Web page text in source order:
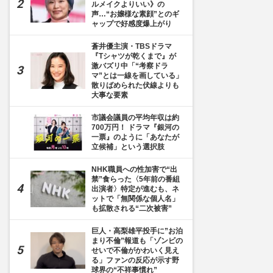
ルメイクよりいい》の
声…“お嬢様な素顔”とのギ
ャップで好感度爆上がり
蒼井優主演・TBSドラマ
『Tシャツが乾くまで』が
激バズリ中「“考察ドラ
マ”とは一線を画している」
散りばめられた伏線よりも
大事な要素
市議会議員の平均年収は約
700万円！ ドラマ『銀河の
一票』のように「あなたが
立候補」という選択肢
NHK職員への性加害で“出
禁”食らった〈5年前の番組
出演者〉特定が進むも、ネ
ットで「無関係な個人名」
も拡散される“二次被害”
巨人・高梨雄平投手に”お泊
まり不倫”報道も「ゾンビの
せいで不倫がかわいく見え
る」ファンの反応が示す野
球界の“不祥事慣れ”